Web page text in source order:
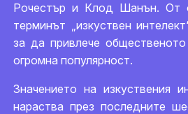
Рочестър и Клод Шанън. От
терминът „изкуствен
за да привлече
огромна популярност.
Значението на изкуствения
нараства през последните